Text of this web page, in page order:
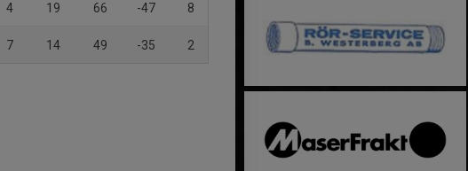
4 19 66 -47 8
7 14 49 -35 2